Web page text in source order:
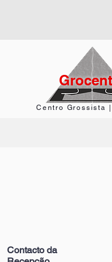
Centro Grossista
Contacto da